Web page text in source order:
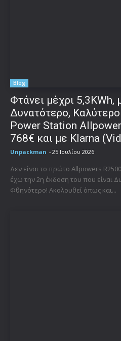
Blog
Φτάνει μέχρι 5,3KWh,
Δυνατότερο,
Power Station
768€ και με Klarna
Unpackman - 25 Ιουλίου 2026
Δεν είναι το πρώτο Allpowers
έχω την 2η έκδοση του που είναι
Φθηνότερο! Ακολουθεί όπως και...